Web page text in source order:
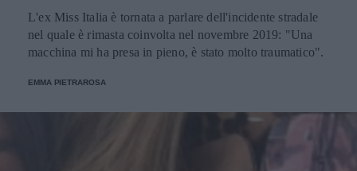
L'ex Miss Italia è tornata a parlare dell'incidente stradale
nel quale è rimasta coinvolta nel novembre 2019: "Una
macchina mi ha presa in pieno, è stato molto traumatico".
EMMA PIETRAROSA